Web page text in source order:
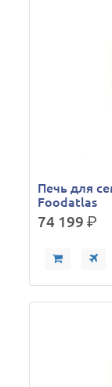
Печь для
Foodatlas
74 199р.